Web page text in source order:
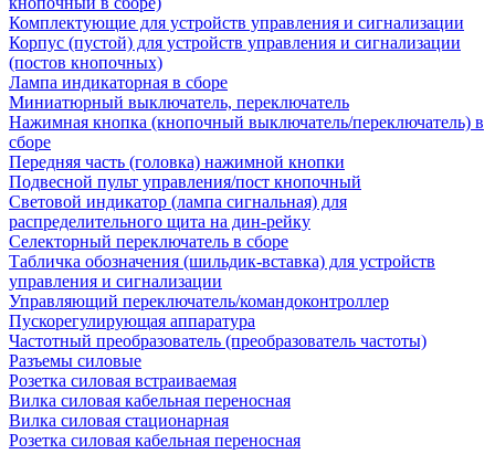
Комплектующие для устройств управления и сигнализации
Корпус (пустой) для устройств управления и сигнализации
(постов кнопочных)
Лампа индикаторная в сборе
Миниатюрный выключатель, переключатель
Нажимная кнопка (кнопочный выключатель/переключатель) в
сборе
Передняя часть (головка) нажимной кнопки
Подвесной пульт управления/пост кнопочный
Световой индикатор (лампа сигнальная) для
распределительного щита на дин-рейку
Селекторный переключатель в сборе
Табличка обозначения (шильдик-вставка) для устройств
управления и сигнализации
Управляющий переключатель/командоконтроллер
Пускорегулирующая аппаратура
Частотный преобразователь (преобразователь частоты)
Разъемы силовые
Розетка силовая встраиваемая
Вилка силовая кабельная переносная
Вилка силовая стационарная
Розетка силовая кабельная переносная